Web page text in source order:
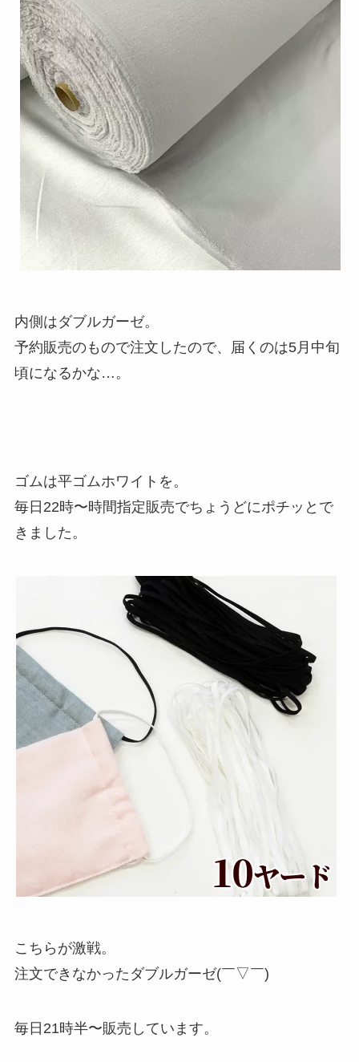
内側はダブルガーゼ。
予約販売のもので注文したので、届くのは5月中旬
頃になるかな…。
ゴムは平ゴムホワイトを。
毎日22時〜時間指定販売でちょうどにポチッとで
きました。
こちらが激戦。
注文できなかったダブルガーゼ(￣▽￣)
毎日21時半〜販売しています。